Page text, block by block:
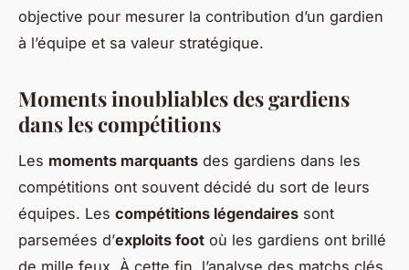
objective pour mesurer la contribution d’un gardien
à l’équipe et sa valeur stratégique.
Moments inoubliables des gardiens
dans les compétitions
Les moments marquants des gardiens dans les
compétitions ont souvent décidé du sort de leurs
équipes. Les compétitions légendaires sont
parsemées d’exploits foot où les gardiens ont brillé